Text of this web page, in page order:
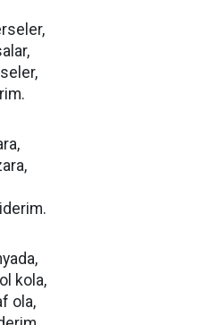
kola,
ola,